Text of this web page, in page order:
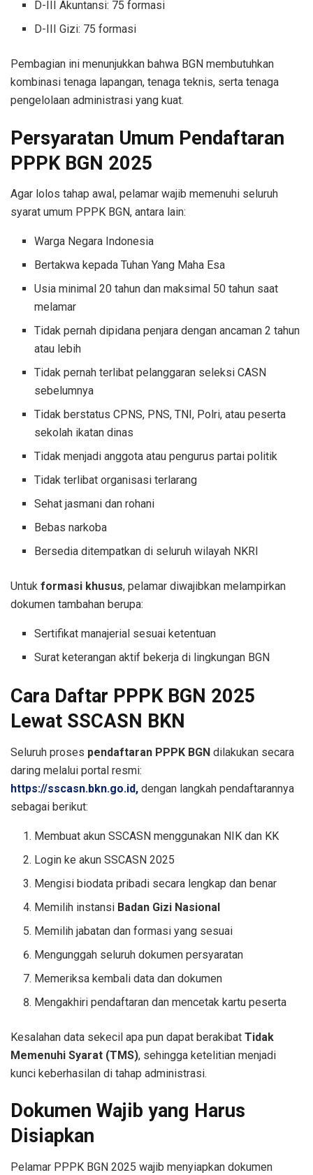
D-III Akuntansi: 75 formasi
D-III Gizi: 75 formasi
Pembagian ini menunjukkan bahwa BGN membutuhkan
kombinasi tenaga lapangan, tenaga teknis, serta tenaga
pengelolaan administrasi yang kuat.
Persyaratan Umum Pendaftaran
PPPK BGN 2025
Agar lolos tahap awal, pelamar wajib memenuhi seluruh
syarat umum PPPK BGN, antara lain:
Warga Negara Indonesia
Bertakwa kepada Tuhan Yang Maha Esa
Usia minimal 20 tahun dan maksimal 50 tahun saat
melamar
Tidak pernah dipidana penjara dengan ancaman 2 tahun
atau lebih
Tidak pernah terlibat pelanggaran seleksi CASN
sebelumnya
Tidak berstatus CPNS, PNS, TNI, Polri, atau peserta
sekolah ikatan dinas
Tidak menjadi anggota atau pengurus partai politik
Tidak terlibat organisasi terlarang
Sehat jasmani dan rohani
Bebas narkoba
Bersedia ditempatkan di seluruh wilayah NKRI
Untuk formasi khusus, pelamar diwajibkan melampirkan
dokumen tambahan berupa:
Sertifikat manajerial sesuai ketentuan
Surat keterangan aktif bekerja di lingkungan BGN
Cara Daftar PPPK BGN 2025
Lewat SSCASN BKN
Seluruh proses pendaftaran PPPK BGN dilakukan secara
daring melalui portal resmi:
https://sscasn.bkn.go.id, dengan langkah pendaftarannya
sebagai berikut:
Membuat akun SSCASN menggunakan NIK dan KK
Login ke akun SSCASN 2025
Mengisi biodata pribadi secara lengkap dan benar
Memilih instansi Badan Gizi Nasional
Memilih jabatan dan formasi yang sesuai
Mengunggah seluruh dokumen persyaratan
Memeriksa kembali data dan dokumen
Mengakhiri pendaftaran dan mencetak kartu peserta
Kesalahan data sekecil apa pun dapat berakibat Tidak
Memenuhi Syarat (TMS), sehingga ketelitian menjadi
kunci keberhasilan di tahap administrasi.
Dokumen Wajib yang Harus
Disiapkan
Pelamar PPPK BGN 2025 wajib menyiapkan dokumen